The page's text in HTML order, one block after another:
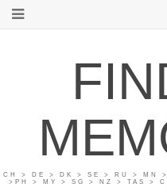
CH > DE > DK > SE > RU > MN
>PH > MY > SG > NZ > TAS >